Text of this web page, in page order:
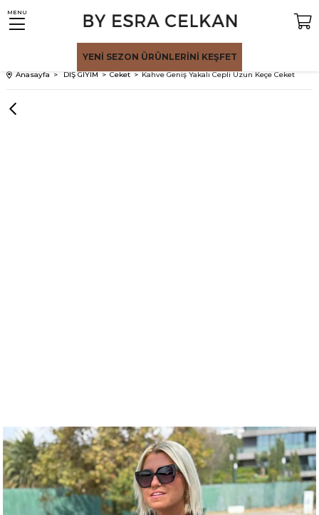
MENU
YENİ SEZON ÜRÜNLERİNİ KEŞFET
Anasayfa DIŞ GİYİM Ceket Kahve Geniş Yakalı Cepli Uzun Keçe Ceket